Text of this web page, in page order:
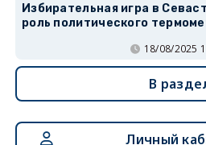
Избирательная игра в
роль политического
18/08/2025
В
Личный